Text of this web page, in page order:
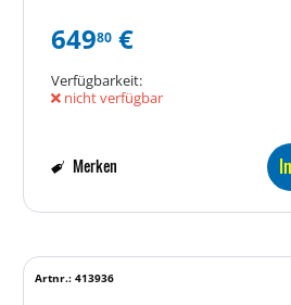
64980 €
Verfügbarkeit:
nicht verfügbar
Merken
Artnr.: 413936